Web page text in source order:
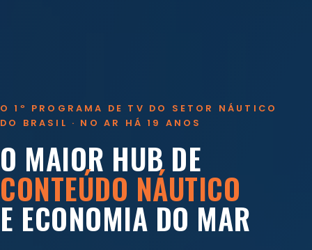
O 1º PROGRAMA DE TV DO SETOR NÁUTICO
DO BRASIL · NO AR HÁ 19 ANOS
O MAIOR HUB DE
CONTEÚDO NÁUTICO
E ECONOMIA DO MAR